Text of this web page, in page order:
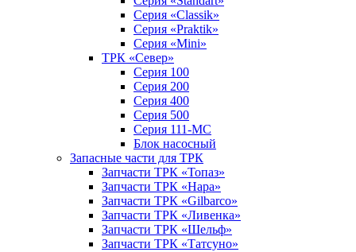
Серия «Classik»
Серия «Praktik»
Серия «Mini»
ТРК «Север»
Серия 100
Серия 200
Серия 400
Серия 500
Серия 111-МС
Блок насосный
Запасные части для ТРК
Запчасти ТРК «Топаз»
Запчасти ТРК «Нара»
Запчасти ТРК «Gilbarco»
Запчасти ТРК «Ливенка»
Запчасти ТРК «Шельф»
Запчасти ТРК «Татсуно»